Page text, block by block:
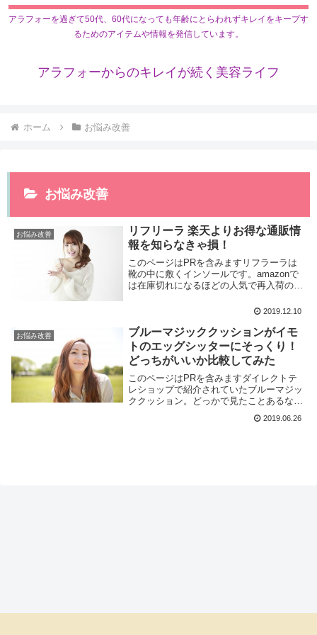
アラフォーを過ぎて50代、60代になっても年齢にとらわれずキレイをキープす
るためのアイテムや情報を発信しています。
アラフォーからのキレイが続く美容ライフ
ホーム お悩み改善
お悩み改善
お悩み改善
リフリーラ 楽天よりお得な通販情
報を知らなきゃ損！
このページはPRを含みますリフラーラは
靴の中に敷くインソールです。amazonで
は在庫切れになるほどの人気で再入荷の予
調べてみましたが、扱ってないことがわか
4...
2019.12.10
お悩み改善
ブルーマジッククッションがイモ
トのエッグシッターにそっくり！
どっちがいいか比較してみた
このページはPRを含みますダイレクトテ
レショップで紹介されていたブルーマジッ
ククッション。どっかで見たことあるな
卵を落としても割れなかったエッグシッタ
2019.06.26